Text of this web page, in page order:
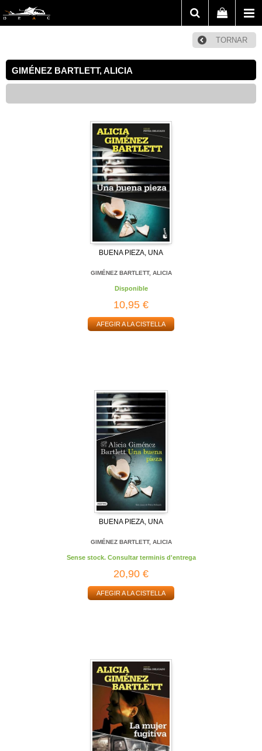
TORNAR
GIMÉNEZ BARTLETT, ALICIA
BUENA PIEZA, UNA
GIMÉNEZ BARTLETT, ALICIA
Disponible
10,95 €
AFEGIR A LA CISTELLA
BUENA PIEZA, UNA
GIMÉNEZ BARTLETT, ALICIA
Sense stock. Consultar terminis d'entrega
20,90 €
AFEGIR A LA CISTELLA